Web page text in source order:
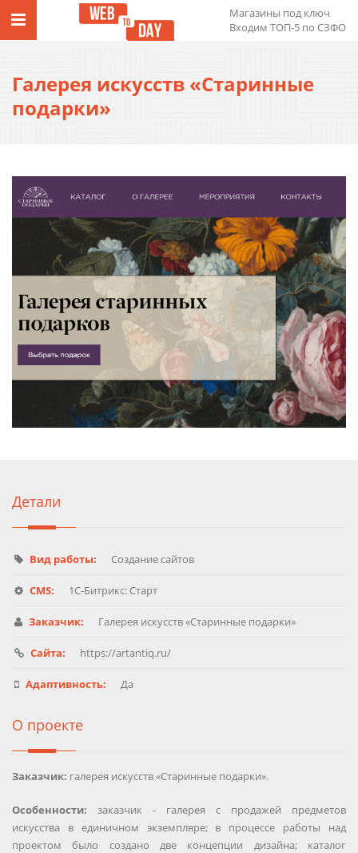
Магазины под ключ
Входим ТОП-5 по СЗФО
Галерея искусств «Старинные
подарки»
Детали
Вид работы: Создание сайтов
CMS: 1C-Битрикс: Старт
Заказчик: Галерея искусств «Старинные подарки»
Сайта: https://artantiq.ru/
Адаптивность: Да
О проекте
Заказчик: галерея искусств «Старинные подарки».
Особенности: заказчик - галерея с продажей предметов
искусства в единичном экземпляре; в процессе работы над
проектом было создано две концепции дизайна; каталог